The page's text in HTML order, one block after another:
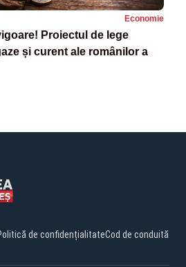
Economie
Proiectul de lege
și curent ale românilor a
de confidențialitateCod de conduită